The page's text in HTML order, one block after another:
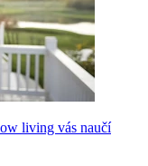
living vás naučí